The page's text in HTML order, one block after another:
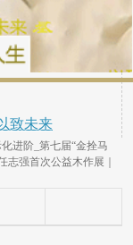
致未来
进阶_第七届“金拴马
志强首次公益木作展｜